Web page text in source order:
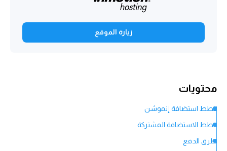
زيارة الموقع
محتويات
خطط استضافة إنموشن
خطط الاستضافة المشتركة
طرق الدفع